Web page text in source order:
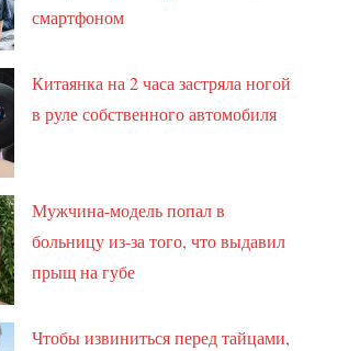
смартфоном
Китаянка на 2 часа застряла ногой
в руле собственного автомобиля
Мужчина-модель попал в
больницу из-за того, что выдавил
прыщ на губе
Чтобы извиниться перед тайцами,